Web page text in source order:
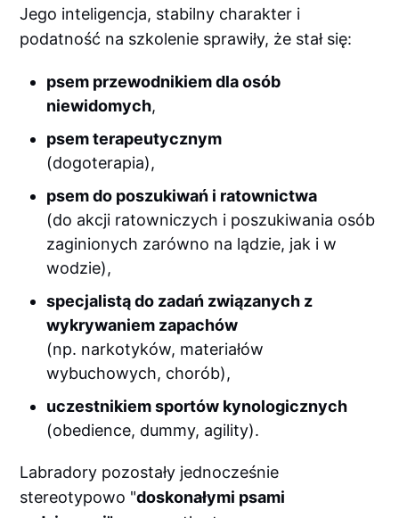
Jego inteligencja, stabilny charakter i
podatność na szkolenie sprawiły, że stał się:
psem przewodnikiem dla osób
niewidomych,
psem terapeutycznym
(dogoterapia),
psem do poszukiwań i ratownictwa
(do akcji ratowniczych i poszukiwania osób
zaginionych zarówno na lądzie, jak i w
wodzie),
specjalistą do zadań związanych z
wykrywaniem zapachów
(np. narkotyków, materiałów
wybuchowych, chorób),
uczestnikiem sportów kynologicznych
(obedience, dummy, agility).
Labradory pozostały jednocześnie
stereotypowo "doskonałymi psami